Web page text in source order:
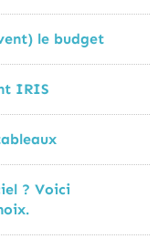
le budget
IRIS
? Voici